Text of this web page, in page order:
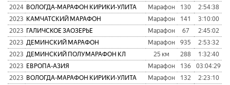
2024 ВОЛОГДА-МАРАФОН КИРИКИ-УЛИТА Марафон 130 2:54:38
2023 КАМЧАТСКИЙ МАРАФОН Марафон 141 3:10:00
2023 ГАЛИЧСКОЕ ЗАОЗЕРЬЕ Марафон 67 2:45:02
2023 ДЕМИНСКИЙ МАРАФОН Марафон 935 2:53:32
2023 ДЕМИНСКИЙ ПОЛУМАРАФОН КЛ 25 км 288 1:32:40
2023 ЕВРОПА-АЗИЯ Марафон 136 03:04:29
2023 ВОЛОГДА-МАРАФОН КИРИКИ-УЛИТА Марафон 132 2:23:10